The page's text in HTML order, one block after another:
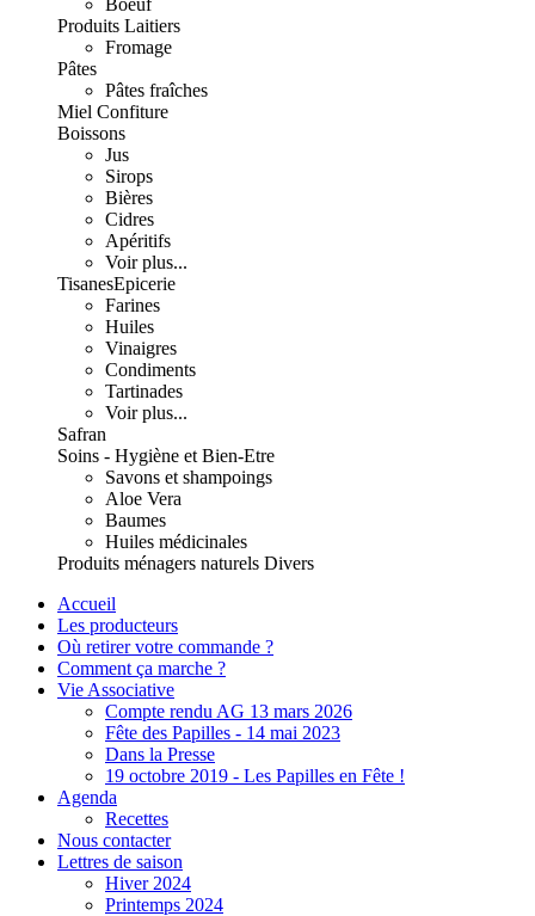
Boeuf
Produits Laitiers
Fromage
Pâtes
Pâtes fraîches
Miel Confiture
Boissons
Jus
Sirops
Bières
Cidres
Apéritifs
Voir plus...
TisanesEpicerie
Farines
Huiles
Vinaigres
Condiments
Tartinades
Voir plus...
Safran
Soins - Hygiène et Bien-Etre
Savons et shampoings
Aloe Vera
Baumes
Huiles médicinales
Produits ménagers naturels Divers
Accueil
Les producteurs
Où retirer votre commande ?
Comment ça marche ?
Vie Associative
Compte rendu AG 13 mars 2026
Fête des Papilles - 14 mai 2023
Dans la Presse
19 octobre 2019 - Les Papilles en Fête !
Agenda
Recettes
Nous contacter
Lettres de saison
Hiver 2024
Printemps 2024